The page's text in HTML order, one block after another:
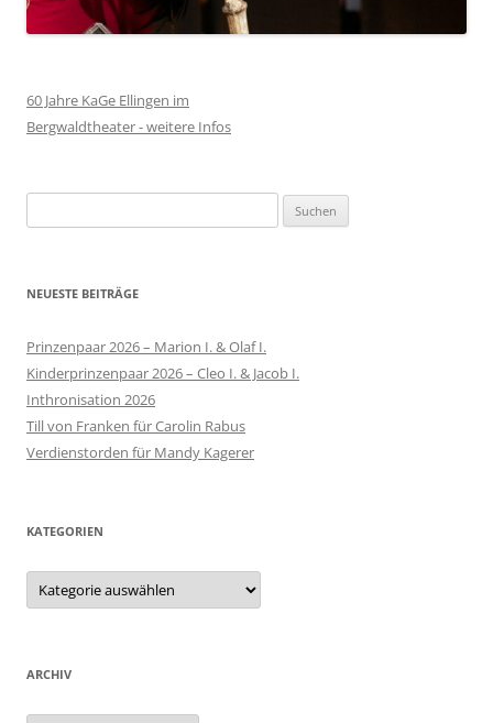
60 Jahre KaGe Ellingen im
Bergwaldtheater - weitere Infos
nach:
NEUESTE BEITRÄGE
Prinzenpaar 2026 – Marion I. & Olaf I.
Kinderprinzenpaar 2026 – Cleo I. & Jacob I.
Inthronisation 2026
Till von Franken für Carolin Rabus
Verdienstorden für Mandy Kagerer
KATEGORIEN
Kategorien
ARCHIV